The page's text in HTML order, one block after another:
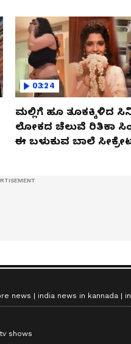
03:24
ಮಲ್ಲಿಗೆ ಹೂ ತೂಕಕ್ಕಿಳಿದ
ಲೋಕದ ಚೆಲುವೆ ರಿತಿಕಾ
ಈ ಬಳುಕುವ ಬಾಲೆ
news india news in kannada
shows